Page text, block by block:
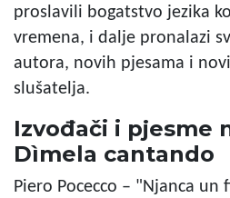
proslavili bogatstvo jezika
vremena, i dalje pronalazi
autora, novih pjesama i
slušatelja.
Izvođači i pjesme
Dìmela cantando
Piero Pocecco – "Njanca un